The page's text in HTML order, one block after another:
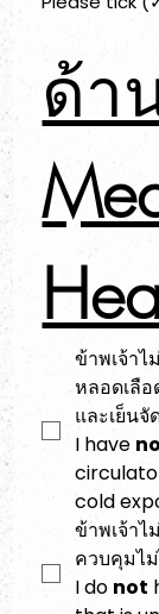
ข้าพเจ้า
หลอดเลื
และเย็นจั
I have
cold
ข้าพเจ้า
ควบคุมไ
I do not